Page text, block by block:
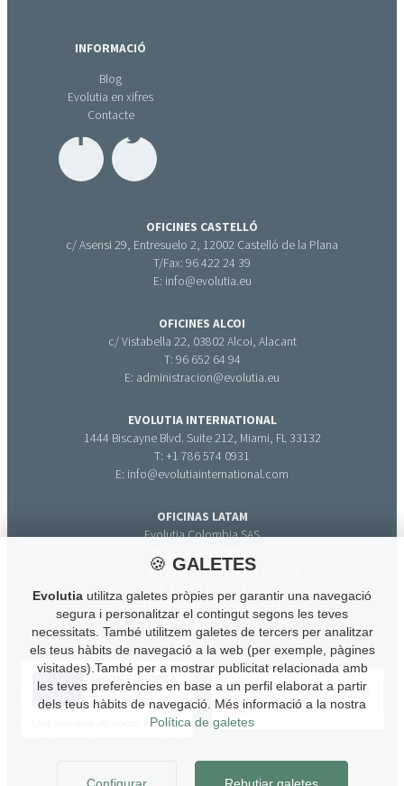
INFORMACIÓ
Blog
Evolutia en xifres
Contacte
OFICINES CASTELLÓ
c/ Asensi 29, Entresuelo 2, 12002 Castelló de la Plana
T/Fax: 96 422 24 39
E: info@evolutia.eu
OFICINES ALCOI
c/ Vistabella 22, 03802 Alcoi, Alacant
T: 96 652 64 94
E: administracion@evolutia.eu
EVOLUTIA INTERNATIONAL
1444 Biscayne Blvd. Suite 212, Miami, FL 33132
T: +1 786 574 0931
E: info@evolutiainternational.com
OFICINAS LATAM
Evolutia Colombia SAS
Calle 37 # 14 - 38, Teusaquillo, Bogotá
T: +571 316 33 71
E: info@evolutiacolombia.com
🍪 GALETES
Evolutia utilitza galetes pròpies per garantir una navegació
segura i personalitzar el contingut segons les teves
necessitats. També utilitzem galetes de tercers per analitzar
els teus hàbits de navegació a la web (per exemple, pàgines
visitades).També per a mostrar publicitat relacionada amb
les teves preferències en base a un perfil elaborat a partir
dels teus hàbits de navegació. Més informació a la nostra
Política de galetes